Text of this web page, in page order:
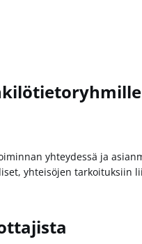
yhteydessä ja
yhteisöjen